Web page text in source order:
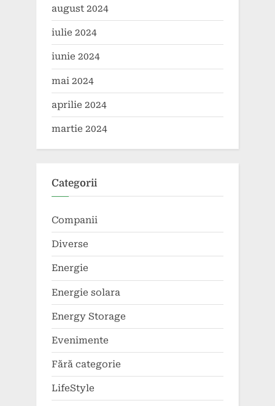
august 2024
iulie 2024
iunie 2024
mai 2024
aprilie 2024
martie 2024
Categorii
Companii
Diverse
Energie
Energie solara
Energy Storage
Evenimente
Fără categorie
LifeStyle